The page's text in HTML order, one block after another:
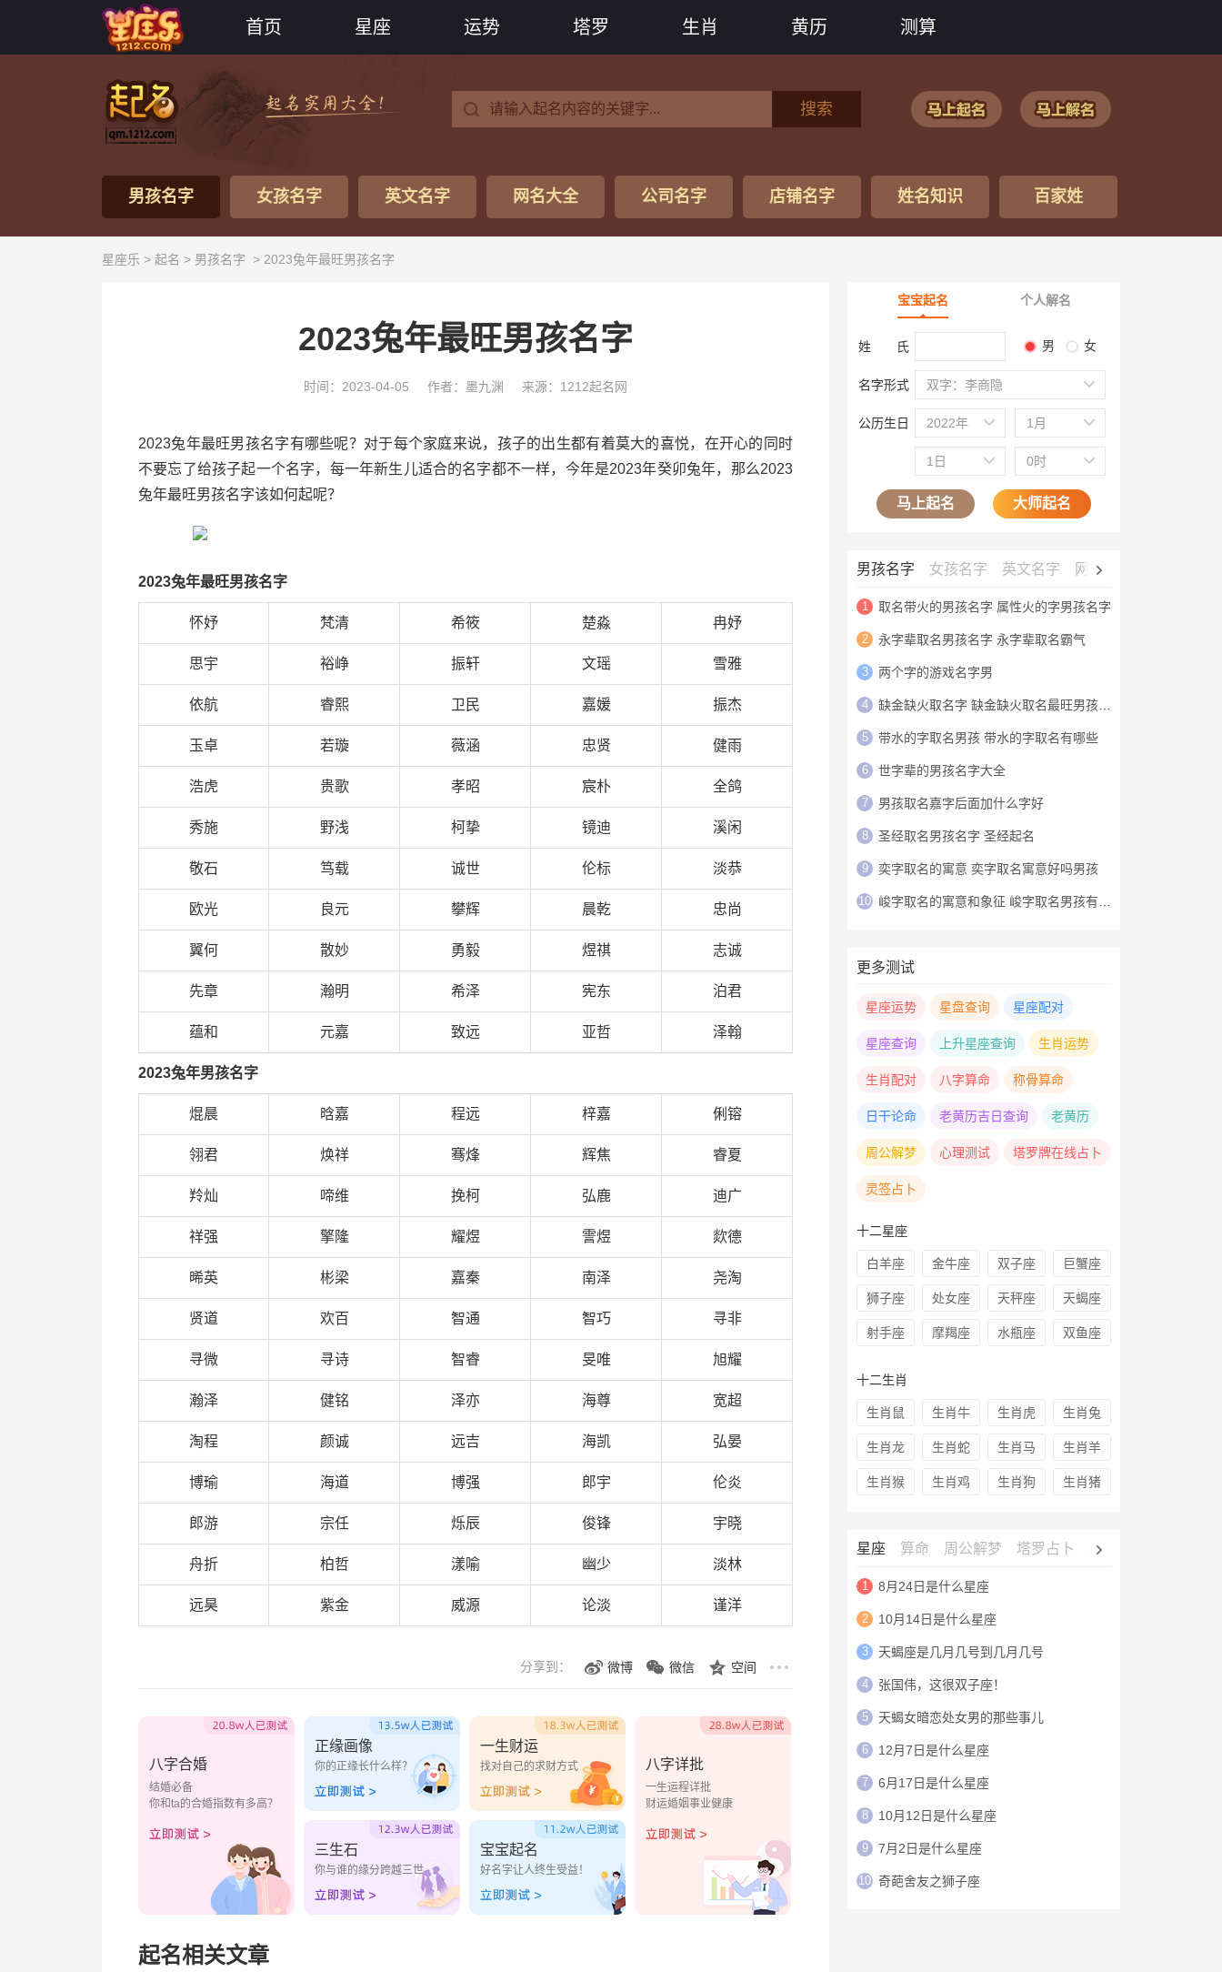
首页 星座 运势 塔罗 生肖 黄历 测算
搜索
男孩名字 女孩名字 英文名字 网名大全 公司名字 店铺名字 姓名知识 百家姓
星座乐 > 起名 > 男孩名字 > 2023兔年最旺男孩名字
2023兔年最旺男孩名字
时间：2023-04-05 作者：墨九渊 来源：1212起名网
2023兔年最旺男孩名字有哪些呢？对于每个家庭来说，孩子的出生都有着莫大的喜悦，在开心的同时
不要忘了给孩子起一个名字，每一年新生儿适合的名字都不一样，今年是2023年癸卯兔年，那么2023
兔年最旺男孩名字该如何起呢？
2023兔年最旺男孩名字
怀妤 梵清 希筱 楚淼 冉妤
思宇 裕峥 振轩 文瑶 雪雅
依航 睿熙 卫民 嘉媛 振杰
玉卓 若璇 薇涵 忠贤 健雨
浩虎 贵歌 孝昭 宸朴 全鸽
秀施 野浅 柯挚 镜迪 溪闲
敬石 笃载 诚世 伦标 淡恭
欧光 良元 攀辉 晨乾 忠尚
翼何 散妙 勇毅 煜祺 志诚
先章 瀚明 希泽 宪东 泊君
蕴和 元嘉 致远 亚哲 泽翰
2023兔年男孩名字
焜晨 晗嘉 程远 梓嘉 俐镕
翎君 焕祥 骞烽 辉焦 睿夏
羚灿 啼维 挽柯 弘鹿 迪广
祥强 擎隆 耀煜 霅煜 欻德
晞英 彬梁 嘉秦 南泽 尧淘
贤道 欢百 智通 智巧 寻非
寻微 寻诗 智睿 旻唯 旭耀
瀚泽 健铭 泽亦 海尊 宽超
淘程 颜诚 远吉 海凯 弘晏
博瑜 海道 博强 郎宇 伦炎
郎游 宗任 烁辰 俊锋 宇晓
舟折 柏哲 漾喻 幽少 淡林
远昊 紫金 威源 论淡 谨洋
分享到： 微博 微信 空间
八字合婚
结婚必备
你和ta的合婚指数有多高？
正缘画像
你的正缘长什么样？
一生财运
找对自己的求财方式
三生石
你与谁的缘分跨越三世
宝宝起名
好名字让人终生受益！
八字详批
一生运程详批
财运婚姻事业健康
起名相关文章
宝宝起名 个人解名
姓 氏 男 女
名字形式 双字：李商隐
公历生日 2022年 1月
1日 0时
马上起名 大师起名
男孩名字 女孩名字 英文名字 网名大全
1 取名带火的男孩名字 属性火的字男孩名字
2 永字辈取名男孩名字 永字辈取名霸气
3 两个字的游戏名字男
4 缺金缺火取名字 缺金缺火取名最旺男孩名字
5 带水的字取名男孩 带水的字取名有哪些
6 世字辈的男孩名字大全
7 男孩取名嘉字后面加什么字好
8 圣经取名男孩名字 圣经起名
9 奕字取名的寓意 奕字取名寓意好吗男孩
10 峻字取名的寓意和象征 峻字取名男孩有寓意
更多测试
星座运势 星盘查询 星座配对
星座查询 上升星座查询 生肖运势
生肖配对 八字算命 称骨算命
日干论命 老黄历吉日查询 老黄历
周公解梦 心理测试 塔罗牌在线占卜
灵签占卜
十二星座
白羊座 金牛座 双子座 巨蟹座
狮子座 处女座 天秤座 天蝎座
射手座 摩羯座 水瓶座 双鱼座
十二生肖
生肖鼠 生肖牛 生肖虎 生肖兔
生肖龙 生肖蛇 生肖马 生肖羊
生肖猴 生肖鸡 生肖狗 生肖猪
星座 算命 周公解梦 塔罗占卜 心理测试
1 8月24日是什么星座
2 10月14日是什么星座
3 天蝎座是几月几号到几月几号
4 张国伟，这很双子座！
5 天蝎女暗恋处女男的那些事儿
6 12月7日是什么星座
7 6月17日是什么星座
8 10月12日是什么星座
9 7月2日是什么星座
10 奇葩舍友之狮子座